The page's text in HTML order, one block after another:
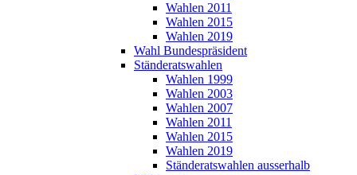
Wahlen 2011
Wahlen 2015
Wahlen 2019
Wahl Bundespräsident
Ständeratswahlen
Wahlen 1999
Wahlen 2003
Wahlen 2007
Wahlen 2011
Wahlen 2015
Wahlen 2019
Ständeratswahlen ausserhalb